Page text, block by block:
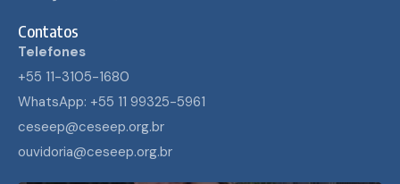
Contatos
Telefones
+55 11-3105-1680
WhatsApp: +55 11 99325-5961
ceseep@ceseep.org.br
ouvidoria@ceseep.org.br